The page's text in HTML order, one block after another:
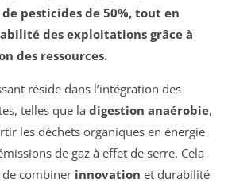
pesticides de 50%, tout en
des exploitations grâce à
des ressources.
réside dans l’intégration des
telles que la digestion anaérobie,
les déchets organiques en énergie
de gaz à effet de serre. Cela
de combiner innovation et durabilité